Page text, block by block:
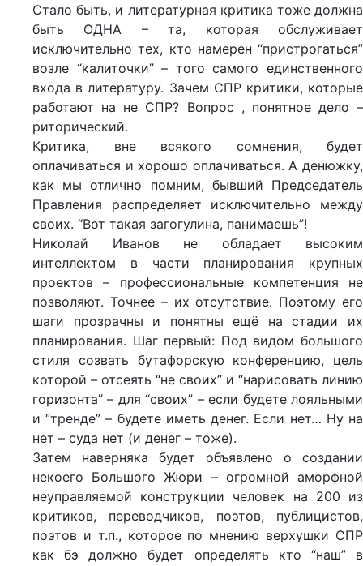
Стало быть, и литературная критика тоже должна
быть ОДНА – та, которая обслуживает
исключительно тех, кто намерен “пристрогаться”
возле “калиточки” – того самого единственного
входа в литературу. Зачем СПР критики, которые
работают на не СПР? Вопрос , понятное дело –
риторический.
Критика, вне всякого сомнения, будет
оплачиваться и хорошо оплачиваться. А денюжку,
как мы отлично помним, бывший Председатель
Правления распределяет исключительно между
своих. “Вот такая загогулина, панимаешь”!
Николай Иванов не обладает высоким
интеллектом в части планирования крупных
проектов – профессиональные компетенция не
позволяют. Точнее – их отсутствие. Поэтому его
шаги прозрачны и понятны ещё на стадии их
планирования. Шаг первый: Под видом большого
стиля созвать бутафорскую конференцию, цель
которой – отсеять “не своих” и “нарисовать линию
горизонта” – для “своих” – если будете лояльными
и “тренде” – будете иметь денег. Если нет… Ну на
нет – суда нет (и денег – тоже).
Затем наверняка будет объявлено о создании
некоего Большого Жюри – огромной аморфной
неуправляемой конструкции человек на 200 из
критиков, переводчиков, поэтов, публицистов,
поэтов и т.п., которое по мнению верхушки СПР
как бэ должно будет определять кто “наш” в